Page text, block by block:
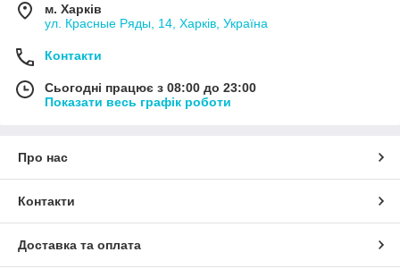
м. Харків
ул. Красные Ряды, 14, Харків, Україна
Контакти
Сьогодні працює з 08:00 до 23:00
Показати весь графік роботи
Про нас
Контакти
Доставка та оплата